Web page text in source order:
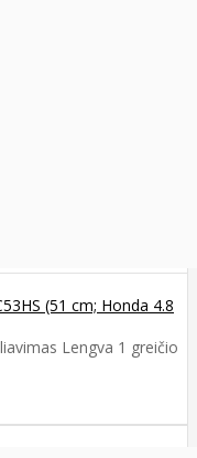
(51 cm; Honda 4.8
Lengva 1 greičio